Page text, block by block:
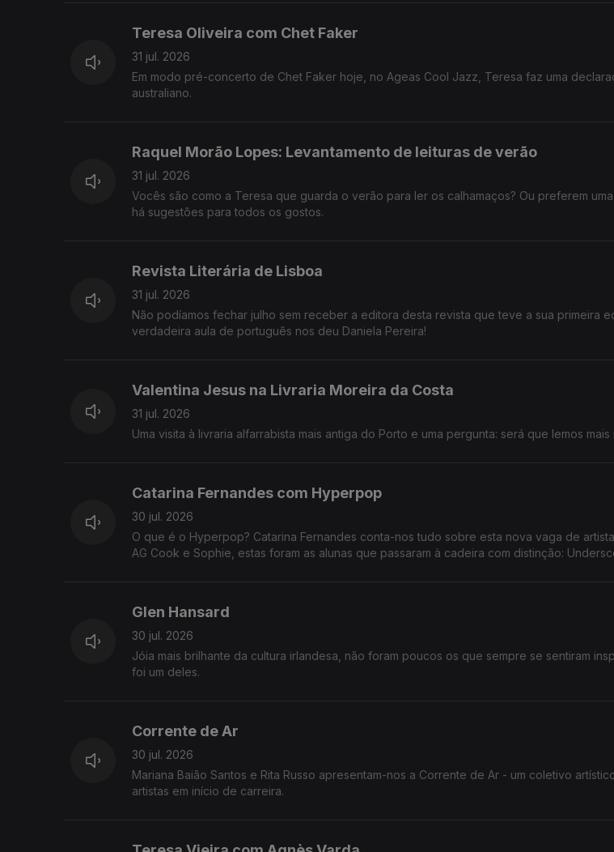
Teresa Oliveira com Chet Faker
31 jul. 2026
Em modo pré-concerto de Chet Faker hoje, no Ageas Cool Jazz, Teresa faz uma
australiano.
Raquel Morão Lopes: Levantamento de leituras de verão
31 jul. 2026
Vocês são como a Teresa que guarda o verão para ler os calhamaços? Ou preferem
há sugestões para todos os gostos.
Revista Literária de Lisboa
31 jul. 2026
Não podíamos fechar julho sem receber a editora desta revista que teve a sua primeira
verdadeira aula de português nos deu Daniela Pereira!
Valentina Jesus na Livraria Moreira da Costa
31 jul. 2026
Uma visita à livraria alfarrabista mais antiga do Porto e uma pergunta: será que lemos
Catarina Fernandes com Hyperpop
30 jul. 2026
O que é o Hyperpop? Catarina Fernandes conta-nos tudo sobre esta nova vaga de
AG Cook e Sophie, estas foram as alunas que passaram à cadeira com distinção:
Glen Hansard
30 jul. 2026
Jóia mais brilhante da cultura irlandesa, não foram poucos os que sempre se sentiram
foi um deles.
Corrente de Ar
30 jul. 2026
Mariana Baião Santos e Rita Russo apresentam-nos a Corrente de Ar - um coletivo
artistas em início de carreira.